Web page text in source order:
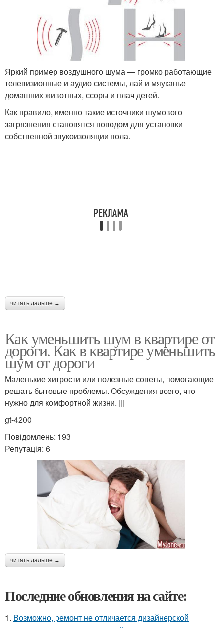
Яркий пример воздушного шума — громко работающие
телевизионные и аудио системы, лай и мяуканье
домашних животных, ссоры и плач детей.
Как правило, именно такие источники шумового
загрязнения становятся поводом для установки
собственной звукоизоляции пола.
читать дальше →
Как уменьшить шум в квартире от
дороги. Как в квартире уменьшить
шум от дороги
Маленькие хитрости или полезные советы, помогающие
решать бытовые проблемы. Обсуждения всего, что
нужно для комфортной жизни. |||
gt-4200
Повідомлень: 193
Репутація: 6
читать дальше →
Последние обновления на сайте:
1. Возможно, ремонт не отличается дизайнерской